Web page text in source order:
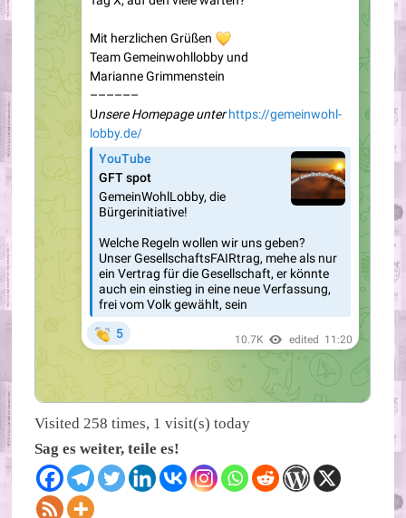
Visited 258 times, 1 visit(s) today
Sag es weiter, teile es!